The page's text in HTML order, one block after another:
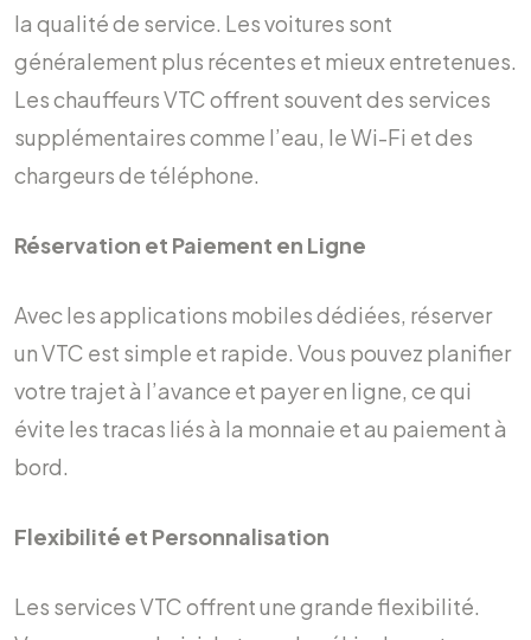
la qualité de service. Les voitures sont
généralement plus récentes et mieux entretenues.
Les chauffeurs VTC offrent souvent des services
supplémentaires comme l’eau, le Wi-Fi et des
chargeurs de téléphone.
Réservation et Paiement en Ligne
Avec les applications mobiles dédiées, réserver
un VTC est simple et rapide. Vous pouvez planifier
votre trajet à l’avance et payer en ligne, ce qui
évite les tracas liés à la monnaie et au paiement à
bord.
Flexibilité et Personnalisation
Les services VTC offrent une grande flexibilité.